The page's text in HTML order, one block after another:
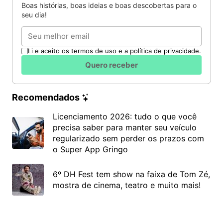
Boas histórias, boas ideias e boas descobertas para o
seu dia!
Email
Li e aceito os termos de uso e a política de privacidade.
Quero receber
Recomendados
Licenciamento 2026: tudo o que você
precisa saber para manter seu veículo
regularizado sem perder os prazos com
o Super App Gringo
6º DH Fest tem show na faixa de Tom Zé,
mostra de cinema, teatro e muito mais!